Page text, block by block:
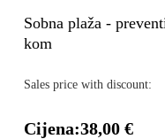
Sobna plaža -
kom
Sales price with discount:
Cijena:38,00 €